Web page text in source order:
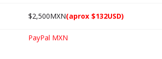
$2,500MXN(aprox $132USD)
PayPal MXN